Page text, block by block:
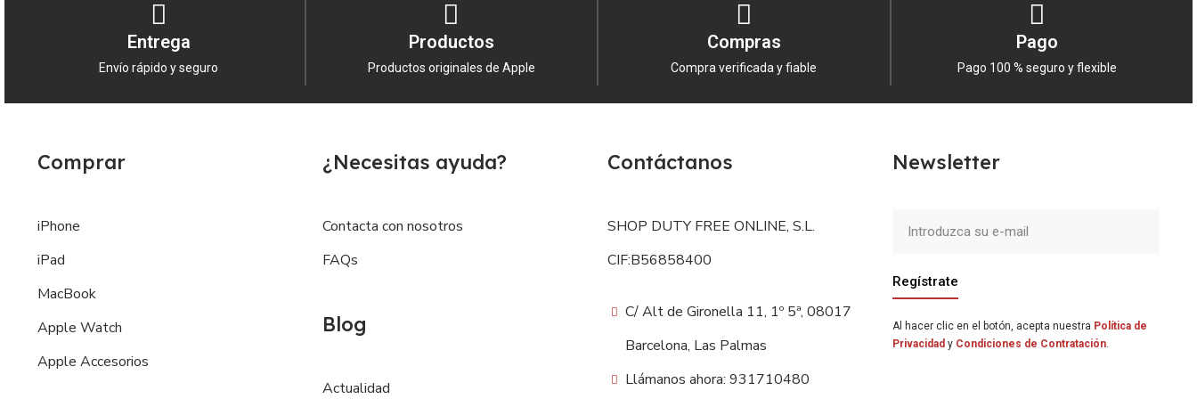
Entrega
Envío rápido y seguro
Productos
Productos originales de Apple
Compras
Compra verificada y fiable
Pago
Pago 100 % seguro y flexible
Comprar
iPhone
iPad
MacBook
Apple Watch
Apple Accesorios
¿Necesitas ayuda?
Contacta con nosotros
FAQs
Blog
Actualidad
Contáctanos
SHOP DUTY FREE ONLINE, S.L.
CIF:B56858400
C/ Alt de Gironella 11, 1º 5ª, 08017
Barcelona, Las Palmas
Llámanos ahora: 931710480
Newsletter
Regístrate
Al hacer clic en el botón, acepta nuestra Política de
Privacidad y Condiciones de Contratación.